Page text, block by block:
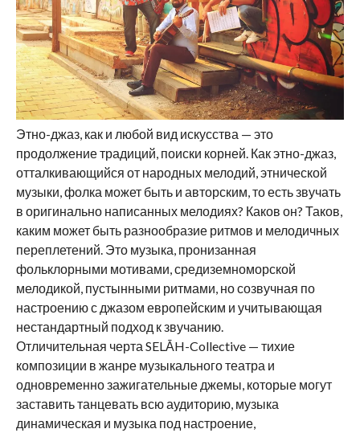
Этно-джаз, как и любой вид искусства — это
продолжение традиций, поиски корней. Как этно-джаз,
отталкивающийся от народных мелодий, этнической
музыки, фолка может быть и авторским, то есть звучать
в оригинально написанных мелодиях? Каков он? Таков,
каким может быть разнообразие ритмов и мелодичных
переплетений. Это музыка, пронизанная
фольклорными мотивами, средиземноморской
мелодикой, пустынными ритмами, но созвучная по
настроению с джазом европейским и учитывающая
нестандартный подход к звучанию.
Отличительная черта SELĀH-Collective — тихие
композиции в жанре музыкального театра и
одновременно зажигательные джемы, которые могут
заставить танцевать всю аудиторию, музыка
динамическая и музыка под настроение,